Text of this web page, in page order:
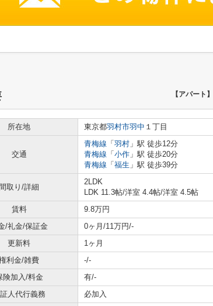
【アパート】
所在地 東京都羽村市羽中 １丁目
交通
青梅線 「 羽村 」駅 徒歩12分
青梅線 「 小作 」駅 徒歩20分
青梅線 「 福生 」駅 徒歩39分
間取り/詳細
2LDK
LDK 11.3帖/洋室 4.4帖/洋室 4.5帖
賃料 9.8万円
/礼金/保証金
0ヶ月/11万円/-
更新料
1ヶ月
利金/雑費
-/-
険加入/料金
有/-
人代行義務
必加入